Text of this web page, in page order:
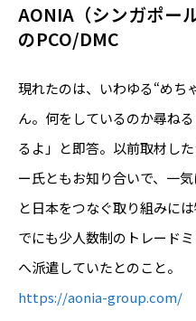
AONIA（シンガポー
のPCO/DMC
現れたのは、いわゆる“めち
ん。何をしているのか尋ね
るよ」と即答。以前取材し
ー氏ともお知り合いで、一
と日本をつなぐ取り組みに
でにも少人数制のトレード
へ派遣していたとのこと。
https://aonia-group.com/